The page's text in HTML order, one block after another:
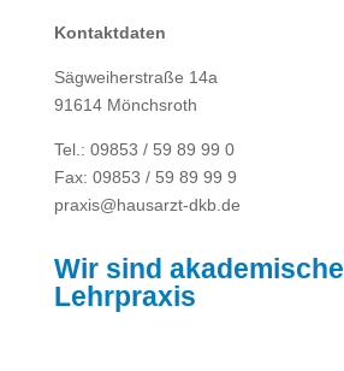
Kontaktdaten
Sägweiherstraße 14a
91614 Mönchsroth
Tel.: 09853 / 59 89 99 0
Fax: 09853 / 59 89 99 9
praxis@hausarzt-dkb.de
Wir sind akademische
Lehrpraxis